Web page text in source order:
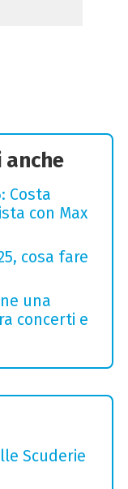
Costa
con Max
cosa fare
una
concerti e
Scuderie